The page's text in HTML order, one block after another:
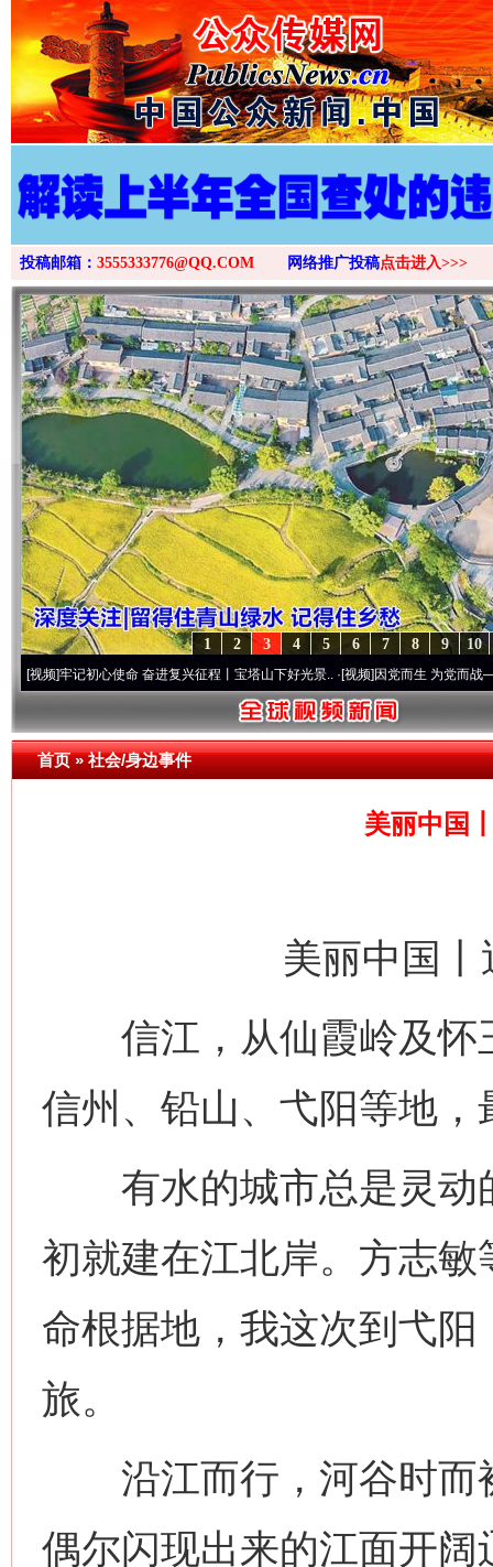
投稿邮箱： 3555333776@QQ.COM 网络推广投稿点击进入>>>
10
9
8
7
6
5
4
3
2
1
记初心使命 奋进复兴征程丨宝塔山下好光景..·[视频]因党而生 为党而战——百年“纪
首页»社会/身边事件
美丽中国
美丽中国
信江，从仙霞岭及怀
信州、铅山、弋阳等地
有水的城市总是灵动
初就建在江北岸。方志
命根据地，我这次到弋
旅。
沿江而行，河谷时而
偶尔闪现出来的江面开